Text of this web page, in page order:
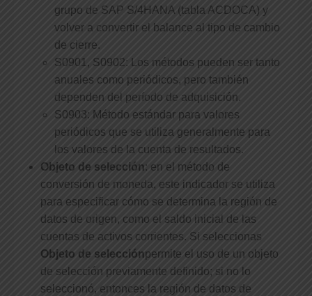
grupo de SAP S/4HANA (tabla ACDOCA) y
volver a convertir el balance al tipo de cambio
de cierre.
S0901, S0902: Los métodos pueden ser tanto
anuales como periódicos, pero también
dependen del período de adquisición.
S0903: Método estándar para valores
periódicos que se utiliza generalmente para
los valores de la cuenta de resultados.
Objeto de selección: en el método de
conversión de moneda, este indicador se utiliza
para especificar cómo se determina la región de
datos de origen, como el saldo inicial de las
cuentas de activos corrientes. Si seleccionas
Objeto de selecciónpermite el uso de un objeto
de selección previamente definido; si no lo
seleccionó, entonces la región de datos de